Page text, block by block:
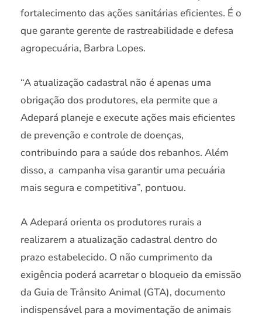
fortalecimento das ações sanitárias eficientes. É o
que garante gerente de rastreabilidade e defesa
agropecuária, Barbra Lopes.
“A atualização cadastral não é apenas uma
obrigação dos produtores, ela permite que a
Adepará planeje e execute ações mais eficientes
de prevenção e controle de doenças,
contribuindo para a saúde dos rebanhos. Além
disso, a campanha visa garantir uma pecuária
mais segura e competitiva”, pontuou.
A Adepará orienta os produtores rurais a
realizarem a atualização cadastral dentro do
prazo estabelecido. O não cumprimento da
exigência poderá acarretar o bloqueio da emissão
da Guia de Trânsito Animal (GTA), documento
indispensável para a movimentação de animais